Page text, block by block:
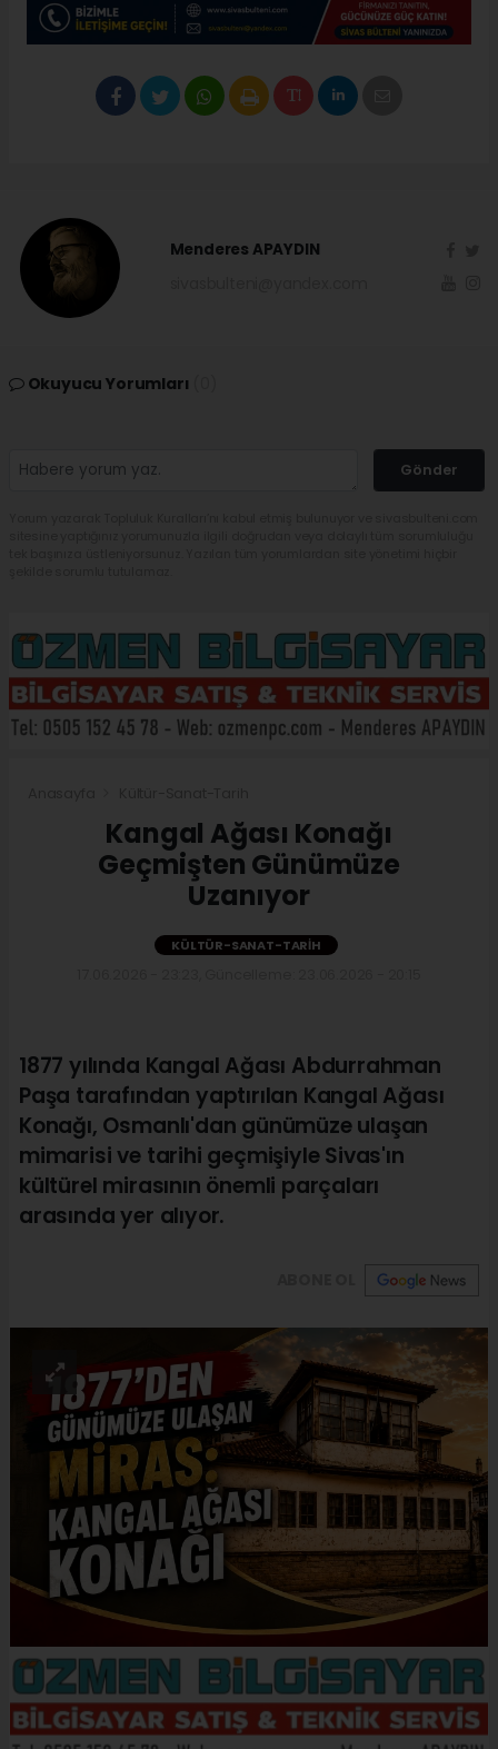
Menderes APAYDIN
Okuyucu Yorumları
Gönder
Kangal Ağası Konağı
Geçmişten Günümüze
Uzanıyor
KÜLTÜR-SANAT-TARIH
1877 yılında Kangal Ağası Abdurrahman
Paşa tarafından yaptırılan Kangal Ağası
Konağı, Osmanlı'dan günümüze ulaşan
mimarisi ve tarihi geçmişiyle Sivas'ın
kültürel mirasının önemli parçaları
arasında yer alıyor.